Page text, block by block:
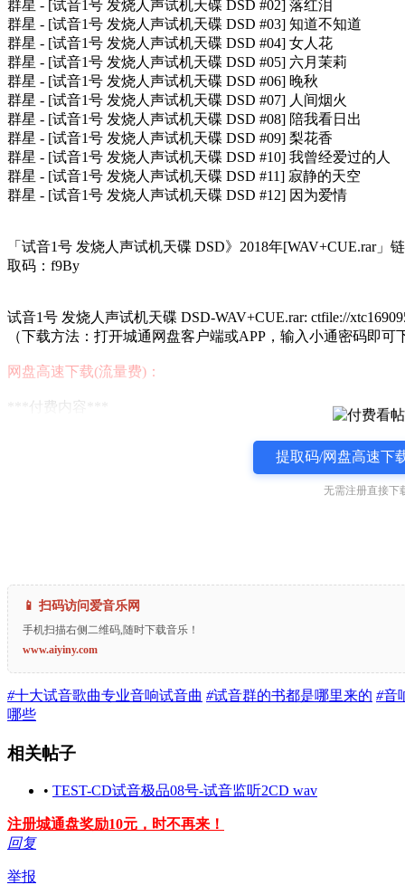
群星 - [试音1号 发烧人声试机天碟 DSD #02] 落红泪
群星 - [试音1号 发烧人声试机天碟 DSD #03] 知道不知道
群星 - [试音1号 发烧人声试机天碟 DSD #04] 女人花
群星 - [试音1号 发烧人声试机天碟 DSD #05] 六月茉莉
群星 - [试音1号 发烧人声试机天碟 DSD #06] 晚秋
群星 - [试音1号 发烧人声试机天碟 DSD #07] 人间烟火
群星 - [试音1号 发烧人声试机天碟 DSD #08] 陪我看日出
群星 - [试音1号 发烧人声试机天碟 DSD #09] 梨花香
群星 - [试音1号 发烧人声试机天碟 DSD #10] 我曾经爱过的人
群星 - [试音1号 发烧人声试机天碟 DSD #11] 寂静的天空
群星 - [试音1号 发烧人声试机天碟 DSD #12] 因为爱情
「试音1号 发烧人声试机天碟 DSD》2018年[WAV+CUE.rar」
取码：f9By
试音1号 发烧人声试机天碟 DSD-WAV+CUE.rar: ctfile://
（下载方法：打开城通网盘客户端或APP，输入小通密码即可
网盘高速下载(流量费)：
***付费内容***
提取码/网盘高速下
无需注册直接下
📱 扫码访问爱音乐网
手机扫描右侧二维码,随时下载音乐！
www.aiyiny.com
#十大试音歌曲专业音响试音曲 #试音群的书都是哪里来的 #音
哪些
相关帖子
• TEST-CD试音极品08号-试音监听2CD wav
注册城通盘奖励10元，时不再来！
回复
举报